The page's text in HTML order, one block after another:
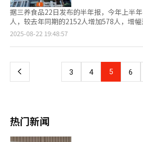
受关注的选项。 Jinhaksa Catch指出，对于Z世代群体而言，福利
制度是决定是否应聘某企业的关键因素之一
福利体系是否真正被员工感知和认可，并确
的工作特性及不同世代员工的多元化需求。
少，1月为39.4281万人，3月降至38.8412
回落至38万人区间；4月进一步减少至
38.1216万人，6月为37.7678万人，7月则
趋势显著。 全体在韩滞留外国人中，非法滞留率持续降低，7月为
13.7%，创自2017年（11.5%）以来的最
年为16.9%，2024年进一步降至15%。 业内分析认为，非法滞留
人口大幅减少与韩国政府加强执法力度密
观点指出，非法滞留人数减少的根本原因并
据三养食品22日发布的半年报，今年上半
人，较去年同期的2152人增加578人，增幅达26.8%
品业务规模持续扩大，加上密阳第二工厂投
去年同期的603人增至751人，工厂员工更
才战略格外亮眼。韩国雇佣劳动部数据显
就业保险的常雇员工人数为1559.9万人，
三养火鸡面已成功进入美国好市多（
售渠道，并在欧洲、东南亚等市场快速扩张
升。 火鸡面销量的飙升直接带动了业绩的快速增长。继两年前首
2025-08-22 19:48:57
上
页
3 4 5 6
热门新闻